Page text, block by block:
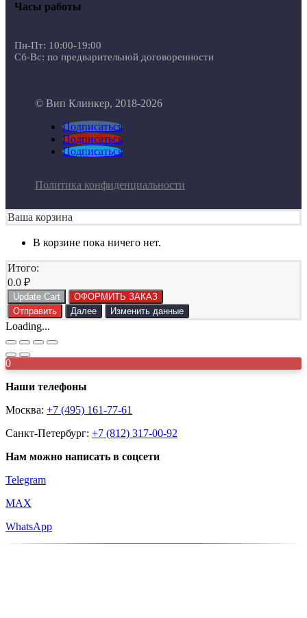
Часы работы
Пн-Пт: 10:00-19:00
Сб-Вс: по предварительной договоренности
© Вип Клинкер, 2018-2026
Подписаться
Подписаться
Подписаться
Политика конфиденциальности
Ваша корзина
В корзине пока ничего нет.
Итого:
0.0 ₽
Update Cart
ОФОРМИТЬ ЗАКАЗ
Отправить
Далее Изменить данные
Loading...
0
Наши телефоны
Москва: +7 (495) 161-77-61
Санкт-Петербург: +7 (812) 317-00-92
Нам можно написать в соцсети
Telegram
MAX
WhatsApp